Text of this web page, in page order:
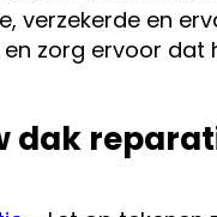
verzekerde en
zorg ervoor dat
dak